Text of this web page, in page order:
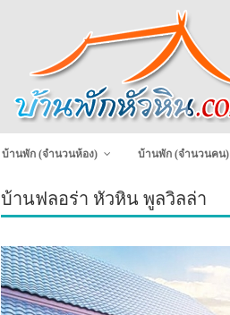
บ้านพัก (จำนวนห้อง) บ้านพัก (จำนวนคน)
บ้านฟลอร่า หัวหิน พูลวิลล่า